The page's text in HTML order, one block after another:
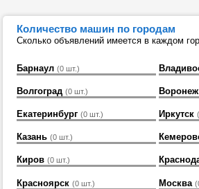
Количество машин по городам
Сколько объявлений имеется в каждом
Барнаул (0 шт.)
Волгоград (0 шт.) Воронеж
Екатеринбург (0 шт.) Иркутск
Казань (0 шт.)
Киров (0 шт.)
Красноярск (0 шт.) Москва